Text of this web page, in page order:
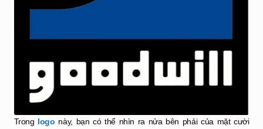
Trong logo này, bạn có thể nhìn ra nửa bên phải của mặt cười